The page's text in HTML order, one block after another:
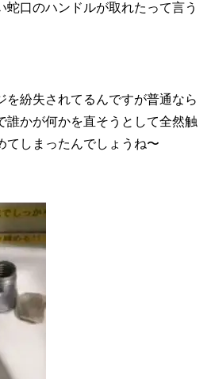
蛇口のハンドルが取れたって言う
を紛失されてるんですが普通なら
誰かが何かを直そうとして全然触
てしまったんでしょうね〜